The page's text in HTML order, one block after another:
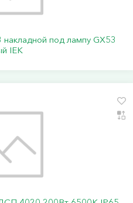
под лампу GX53
IEK